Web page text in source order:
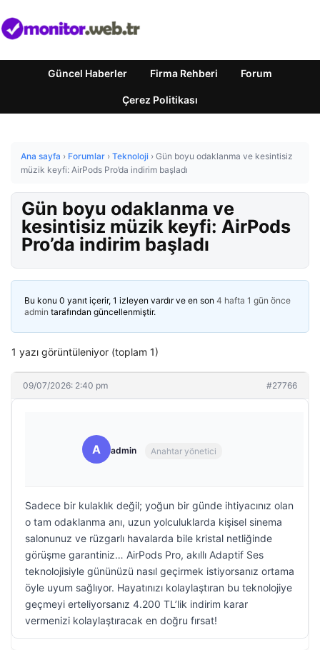
Güncel Haberler Firma Rehberi Forum
Çerez Politikası
Ana sayfa › Forumlar › Teknoloji › Gün boyu odaklanma ve kesintisiz
müzik keyfi: AirPods Pro’da indirim başladı
Gün boyu odaklanma ve
kesintisiz müzik keyfi: AirPods
Pro’da indirim başladı
Bu konu 0 yanıt içerir, 1 izleyen vardır ve en son 4 hafta 1 gün önce
admin tarafından güncellenmiştir.
1 yazı görüntüleniyor (toplam 1)
09/07/2026: 2:40 pm #27766
A admin Anahtar yönetici
Sadece bir kulaklık değil; yoğun bir günde ihtiyacınız olan
o tam odaklanma anı, uzun yolculuklarda kişisel sinema
salonunuz ve rüzgarlı havalarda bile kristal netliğinde
görüşme garantiniz… AirPods Pro, akıllı Adaptif Ses
teknolojisiyle gününüzü nasıl geçirmek istiyorsanız ortama
öyle uyum sağlıyor. Hayatınızı kolaylaştıran bu teknolojiye
geçmeyi erteliyorsanız 4.200 TL’lik indirim karar
vermenizi kolaylaştıracak en doğru fırsat!